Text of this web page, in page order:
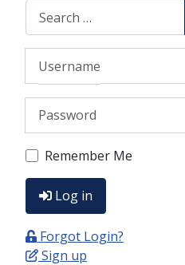
Password
Remember Me
Log in
Forgot Login?
Sign up